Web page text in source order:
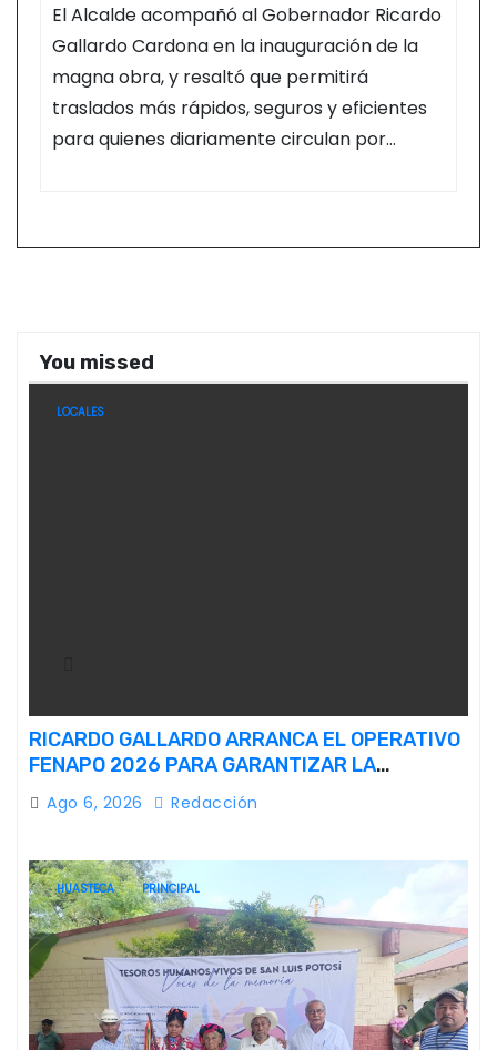
El Alcalde acompañó al Gobernador Ricardo
Gallardo Cardona en la inauguración de la
magna obra, y resaltó que permitirá
traslados más rápidos, seguros y eficientes
para quienes diariamente circulan por…
You missed
LOCALES
RICARDO GALLARDO ARRANCA EL OPERATIVO
FENAPO 2026 PARA GARANTIZAR LA
SEGURIDAD DE MÁS DE 9 MILLONES DE
VISITANTES
Ago 6, 2026 Redacción
HUASTECA PRINCIPAL